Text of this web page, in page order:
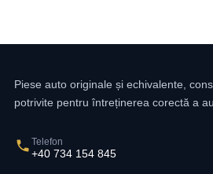
Piese auto originale și echivalente,
potrivite pentru întreținerea corectă a
Telefon
+40 734 154 845